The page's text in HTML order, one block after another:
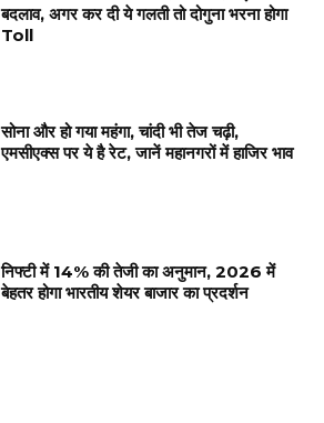
बदलाव, अगर कर दी ये गलती तो दोगुना भरना होगा
Toll
सोना और हो गया महंगा, चांदी भी तेज चढ़ी,
एमसीएक्स पर ये है रेट, जानें महानगरों में हाजिर भाव
निफ्टी में 14% की तेजी का अनुमान, 2026 में
बेहतर होगा भारतीय शेयर बाजार का प्रदर्शन